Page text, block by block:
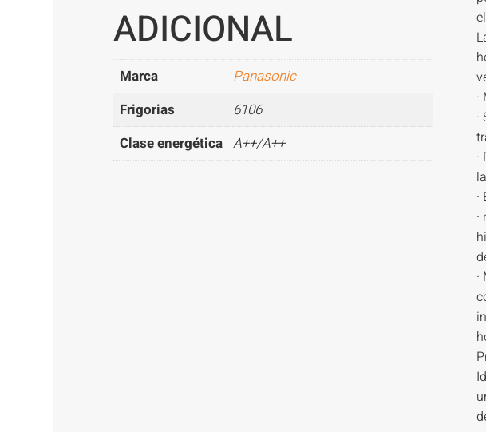
ADICIONAL
Marca
Panasonic
Frigorias
6106
Clase energética A++/A++